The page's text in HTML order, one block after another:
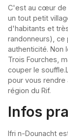
C'est au cœur de
un tout petit
d'habitants et
randonneurs), ce
authenticité. Non
Trois Fourches,
couper le
pour vous rendre
région du Rif.
Infos
Ifri n-Dounacht